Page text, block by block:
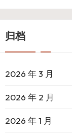
归档
2026 年 3 月
2026 年 2 月
2026 年 1 月